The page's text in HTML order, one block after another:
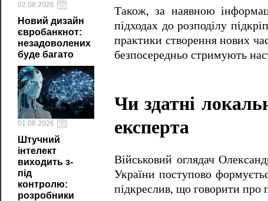
02.08.2026
Новий дизайн
євробанкнот:
незадоволених
буде багато
01.08.2026
Штучний
інтелект
виходить з-
під
контролю:
розробники
Також, за наявною
підходах до розподілу
практики створення нових
безпосередньо стримують
Чи здатні
експерта
Військовий оглядач
України поступово
підкреслив, що говорити про